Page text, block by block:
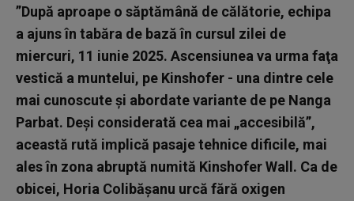
”După aproape o săptămână de călătorie, echipa
a ajuns în tabăra de bază în cursul zilei de
miercuri, 11 iunie 2025. Ascensiunea va urma faţa
vestică a muntelui, pe Kinshofer - una dintre cele
mai cunoscute şi abordate variante de pe Nanga
Parbat. Deşi considerată cea mai „accesibilă”,
această rută implică pasaje tehnice dificile, mai
ales în zona abruptă numită Kinshofer Wall. Ca de
obicei, Horia Colibăşanu urcă fără oxigen